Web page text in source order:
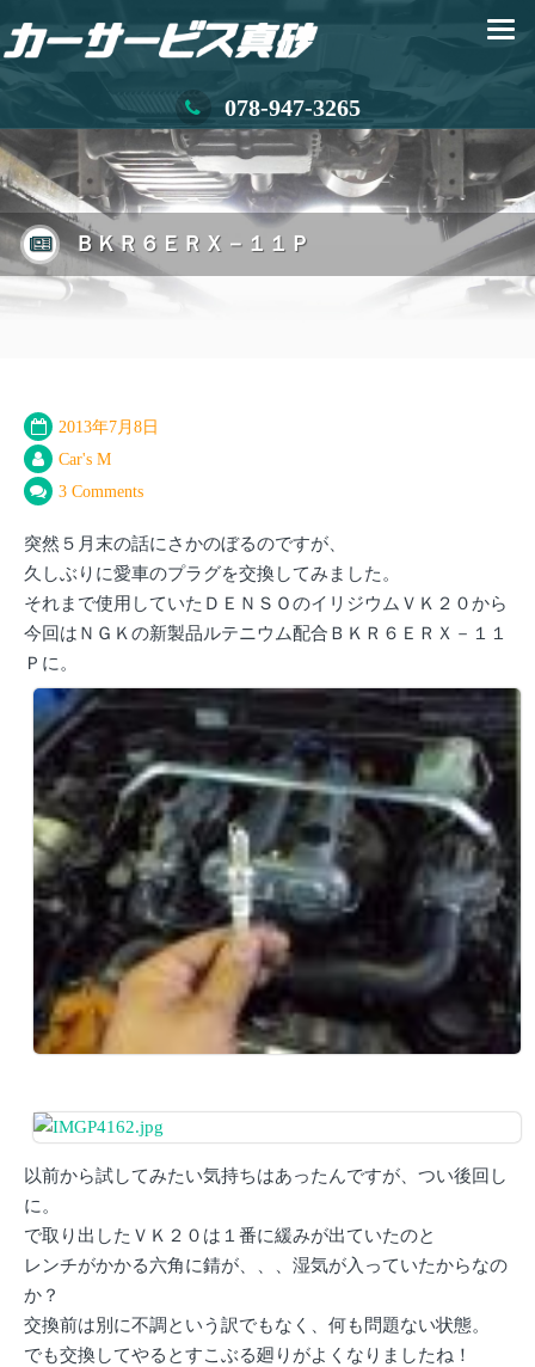
078-947-3265
ＢＫＲ６ＥＲＸ－１１Ｐ
2013年7月8日
Car's M
3 Comments
突然５月末の話にさかのぼるのですが、
久しぶりに愛車のプラグを交換してみました。
それまで使用していたＤＥＮＳＯのイリジウムＶＫ２０から
今回はＮＧＫの新製品ルテニウム配合ＢＫＲ６ＥＲＸ－１１
Ｐに。
以前から試してみたい気持ちはあったんですが、つい後回し
に。
で取り出したＶＫ２０は１番に緩みが出ていたのと
レンチがかかる六角に錆が、、、湿気が入っていたからなの
か？
交換前は別に不調という訳でもなく、何も問題ない状態。
でも交換してやるとすこぶる廻りがよくなりましたね！